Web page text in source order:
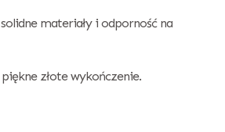
materiały i odporność na
złote wykończenie.